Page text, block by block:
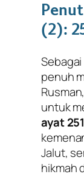
(2):
penuh
untuk
ayat 251
Jalut,
hikmah